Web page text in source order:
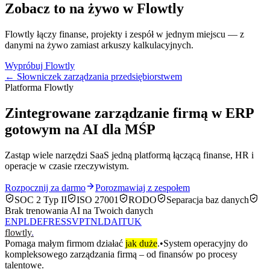
Zobacz to na żywo w Flowtly
Flowtly łączy finanse, projekty i zespół w jednym miejscu — z
danymi na żywo zamiast arkuszy kalkulacyjnych.
Wypróbuj Flowtly
← Słowniczek zarządzania przedsiębiorstwem
Platforma Flowtly
Zintegrowane zarządzanie firmą w ERP
gotowym na AI dla MŚP
Zastąp wiele narzędzi SaaS jedną platformą łączącą finanse, HR i
operacje w czasie rzeczywistym.
Rozpocznij za darmo
Porozmawiaj z zespołem
SOC 2 Typ II
ISO 27001 RODO
Separacja baz danych
Brak trenowania AI na Twoich danych
ENPLDEFRESSVPTNLDAITUK
flowtly.
Pomaga małym firmom działać jak duże.•System operacyjny do
kompleksowego zarządzania firmą – od finansów po procesy
talentowe.